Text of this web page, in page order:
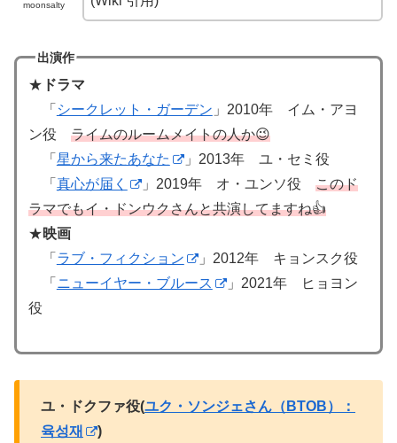
moonsalty
出演作
★ ドラマ
「 シークレット・ガーデン 」2010年 イム・アヨ
ン役 ライムのルームメイトの人か😉
「 星から来たあなた
」2013年 ユ・セミ役
「 真心が届く 」2019年 オ・ユンソ役 このド
ラマでもイ・ドンウクさんと共演してますね👍
★映画
「 ラブ・フィクション
」2012年 キョンスク役
「 ニューイヤー・ブルース
」2021年 ヒョヨン
役
ユ・ドクファ役(ユク・ソンジェさん（BTOB）：
육성재
)